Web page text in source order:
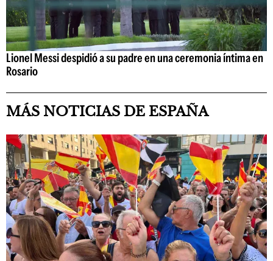
Lionel Messi despidió a su padre en una ceremonia íntima en
Rosario
MÁS NOTICIAS DE ESPAÑA